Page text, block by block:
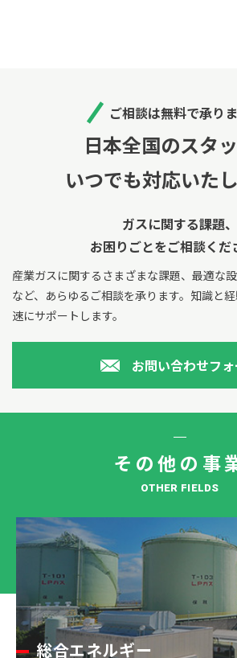
ご相談は無料で承り
日本全国のスタ
いつでも対応いたし
ガスに関する課題、
お困りごとをご相談くだ
産業ガスに関するさまざまな課題、最適な
など、あらゆるご相談を承ります。 知識と
速にサポートします。
お問い合わせフ
その他の事
OTHER FIELDS
総合エネルギー